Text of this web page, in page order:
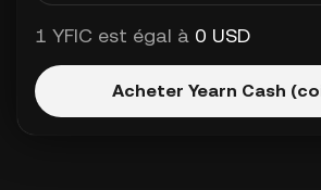
1 YFIC est égal à 0 USD
Acheter Yearn Cash